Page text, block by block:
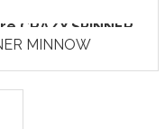
SPINNER...
MINNOW